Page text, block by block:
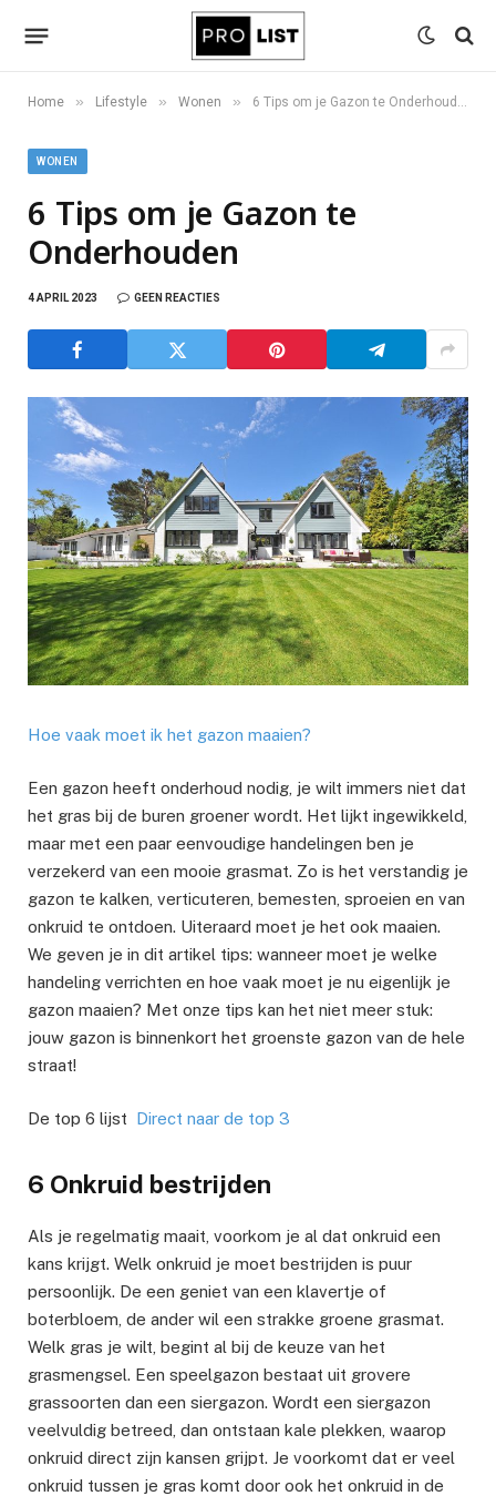
Home » Lifestyle » Wonen » 6 Tips om je Gazon te Onderhouden
WONEN
6 Tips om je Gazon te
Onderhouden
4 APRIL 2023 GEEN REACTIES
Hoe vaak moet ik het gazon maaien?
Een gazon heeft onderhoud nodig, je wilt immers niet dat
het gras bij de buren groener wordt. Het lijkt ingewikkeld,
maar met een paar eenvoudige handelingen ben je
verzekerd van een mooie grasmat. Zo is het verstandig je
gazon te kalken, verticuteren, bemesten, sproeien en van
onkruid te ontdoen. Uiteraard moet je het ook maaien.
We geven je in dit artikel tips: wanneer moet je welke
handeling verrichten en hoe vaak moet je nu eigenlijk je
gazon maaien? Met onze tips kan het niet meer stuk:
jouw gazon is binnenkort het groenste gazon van de hele
straat!
De top 6 lijst Direct naar de top 3
6 Onkruid bestrijden
Als je regelmatig maait, voorkom je al dat onkruid een
kans krijgt. Welk onkruid je moet bestrijden is puur
persoonlijk. De een geniet van een klavertje of
boterbloem, de ander wil een strakke groene grasmat.
Welk gras je wilt, begint al bij de keuze van het
grasmengsel. Een speelgazon bestaat uit grovere
grassoorten dan een siergazon. Wordt een siergazon
veelvuldig betreed, dan ontstaan kale plekken, waarop
onkruid direct zijn kansen grijpt. Je voorkomt dat er veel
onkruid tussen je gras komt door ook het onkruid in de